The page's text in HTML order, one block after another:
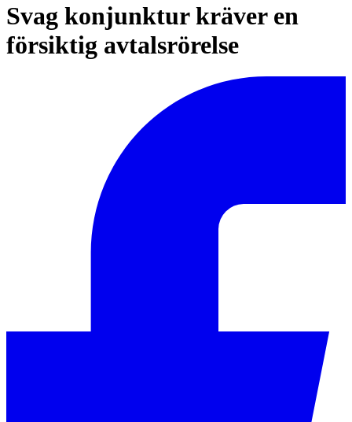
Svag konjunktur kräver en
försiktig avtalsrörelse